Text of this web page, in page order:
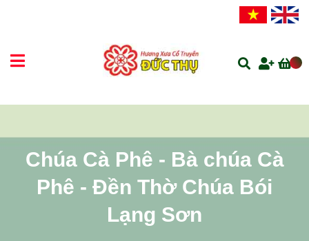
Chúa Cà Phê - Bà chúa Cà
Phê - Đền Thờ Chúa Bói
Lạng Sơn